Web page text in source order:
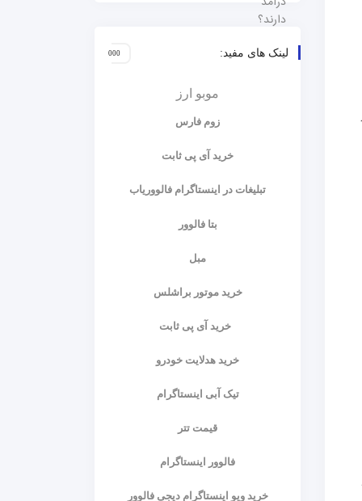
لینک های مفید:
موبو ارز
زوم فارس
خرید آی پی ثابت
تبلیغات در اینستاگرام فالووریاب
بتا فالوور
مبل
خرید موتور براشلس
خرید آی پی ثابت
خرید هدلایت خودرو
تیک آبی اینستاگرام
قیمت تتر
فالوور اینستاگرام
خرید ویو اینستاگرام دیجی فالوور